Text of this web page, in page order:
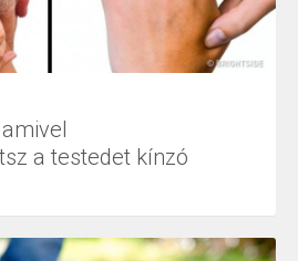
a testedet kínzó